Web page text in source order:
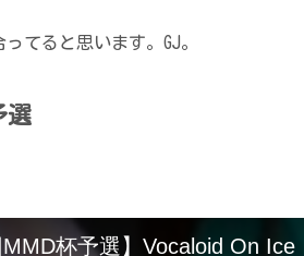
てると思います。GJ。
選